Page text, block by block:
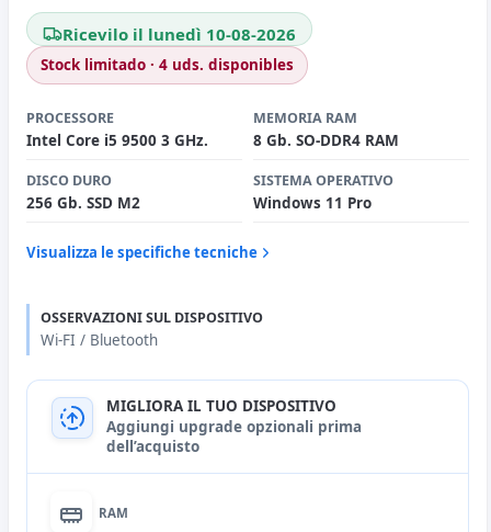
Ricevilo il lunedì 10-08-2026
Stock limitado · 4 uds. disponibles
PROCESSORE
Intel Core i5 9500 3 GHz.
MEMORIA RAM
8 Gb. SO-DDR4 RAM
DISCO DURO
256 Gb. SSD M2
SISTEMA OPERATIVO
Windows 11 Pro
Visualizza le specifiche tecniche
OSSERVAZIONI SUL DISPOSITIVO
Wi-FI / Bluetooth
MIGLIORA IL TUO DISPOSITIVO
Aggiungi upgrade opzionali prima
dell’acquisto
RAM